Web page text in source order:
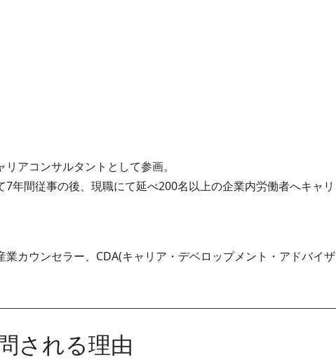
リアコンサルタントとして参画。
年間従事の後、現職にて延べ200名以上の企業内労働者へキャリ
カウンセラー、CDA(キャリア・デベロップメント・アドバイザ
される理由